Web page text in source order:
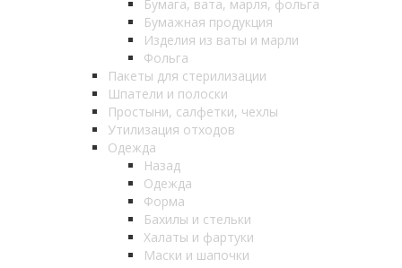
Бумага, вата, марля, фольга
Бумажная продукция
Изделия из ваты и марли
Фольга
Пакеты для стерилизации
Шпатели и полоски
Простыни, салфетки, чехлы
Утилизация отходов
Одежда
Назад
Одежда
Форма
Бахилы и стельки
Халаты и фартуки
Маски и шапочки